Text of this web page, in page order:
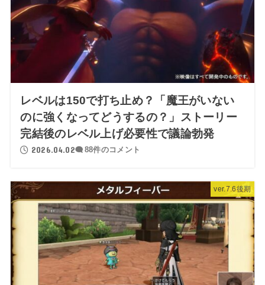
レベルは150で打ち止め？「魔王がいない
のに強くなってどうするの？」ストーリー
完結後のレベル上げ必要性で議論勃発
2026.04.02 88件のコメント
ver.7.6後期